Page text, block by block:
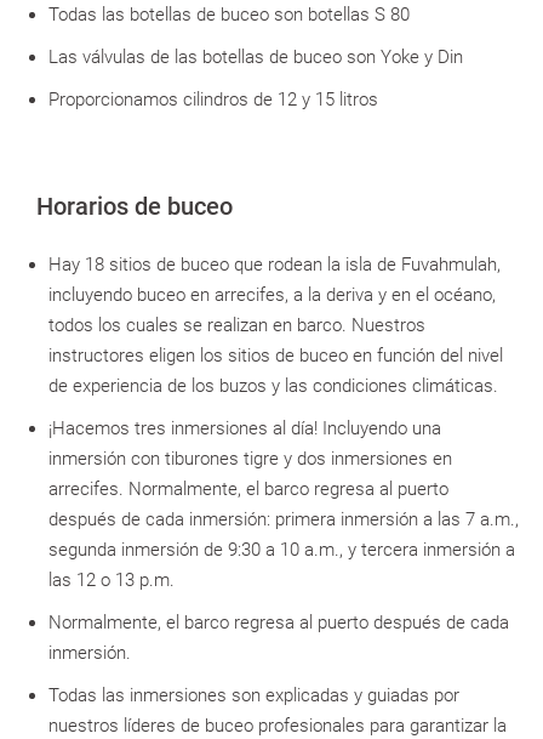
Todas las botellas de buceo son botellas S 80
Las válvulas de las botellas de buceo son Yoke y Din
Proporcionamos cilindros de 12 y 15 litros
Horarios de buceo
Hay 18 sitios de buceo que rodean la isla de Fuvahmulah,
incluyendo buceo en arrecifes, a la deriva y en el océano,
todos los cuales se realizan en barco. Nuestros
instructores eligen los sitios de buceo en función del nivel
de experiencia de los buzos y las condiciones climáticas.
¡Hacemos tres inmersiones al día! Incluyendo una
inmersión con tiburones tigre y dos inmersiones en
arrecifes. Normalmente, el barco regresa al puerto
después de cada inmersión: primera inmersión a las 7 a.m.,
segunda inmersión de 9:30 a 10 a.m., y tercera inmersión a
las 12 o 13 p.m.
Normalmente, el barco regresa al puerto después de cada
inmersión.
Todas las inmersiones son explicadas y guiadas por
nuestros líderes de buceo profesionales para garantizar la